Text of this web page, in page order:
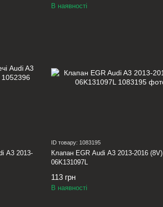
В наявності
A3 2013-
ID товару: 1083195
Клапан EGR Audi A3 2013-2016 (8V)
06K131097L
113 грн
В наявності